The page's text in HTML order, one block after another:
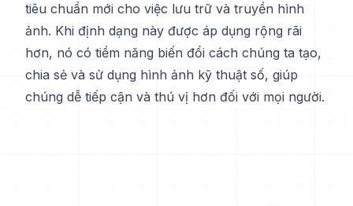
tiêu chuẩn mới cho việc lưu trữ và truyền hình
ảnh. Khi định dạng này được áp dụng rộng rãi
hơn, nó có tiềm năng biến đổi cách chúng ta tạo,
chia sẻ và sử dụng hình ảnh kỹ thuật số, giúp
chúng dễ tiếp cận và thú vị hơn đối với mọi người.